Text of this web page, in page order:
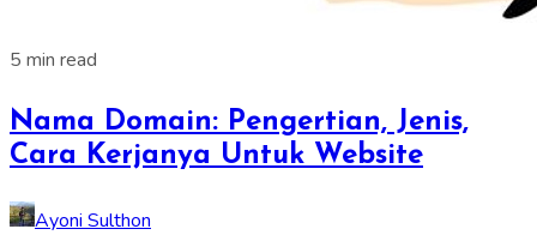
5 min read
Nama Domain: Pengertian, Jenis,
Cara Kerjanya Untuk Website
Ayoni Sulthon